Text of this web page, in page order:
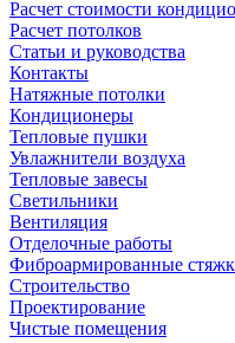
Расчет стоимости
Расчет потолков
Статьи и руководства
Контакты
Натяжные потолки
Кондиционеры
Тепловые пушки
Увлажнители воздуха
Тепловые завесы
Светильники
Вентиляция
Отделочные работы
Фиброармированные
Строительство
Проектирование
Чистые помещения